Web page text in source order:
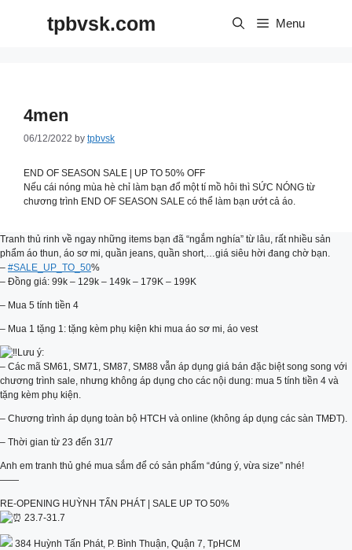
tpbvsk.com Menu
4men
06/12/2022 by tpbvsk
END OF SEASON SALE | UP TO 50% OFF
Nếu cái nóng mùa hè chỉ làm bạn đổ một tí mồ hôi thì SỨC NÓNG từ
chương trình END OF SEASON SALE có thể làm bạn ướt cả áo.
Tranh thủ rinh về ngay những items bạn đã “ngắm nghía” từ lâu, rất nhiều sản
phẩm áo thun, áo sơ mi, quần jeans, quần short,…giá siêu hời đang chờ bạn.
– #SALE_UP_TO_50%
– Đồng giá: 99k – 129k – 149k – 179K – 199K
– Mua 5 tính tiền 4
– Mua 1 tặng 1: tặng kèm phụ kiện khi mua áo sơ mi, áo vest
Lưu ý:
– Các mã SM61, SM71, SM87, SM88 vẫn áp dụng giá bán đặc biệt song song với
chương trình sale, nhưng không áp dụng cho các nội dung: mua 5 tính tiền 4 và
tặng kèm phụ kiện.
– Chương trình áp dụng toàn bộ HTCH và online (không áp dụng các sàn TMĐT).
– Thời gian từ 23 đến 31/7
Anh em tranh thủ ghé mua sắm để có sản phẩm “đúng ý, vừa size” nhé!
——
RE-OPENING HUỲNH TẤN PHÁT | SALE UP TO 50%
23.7-31.7
384 Huỳnh Tấn Phát, P. Bình Thuận, Quận 7, TpHCM